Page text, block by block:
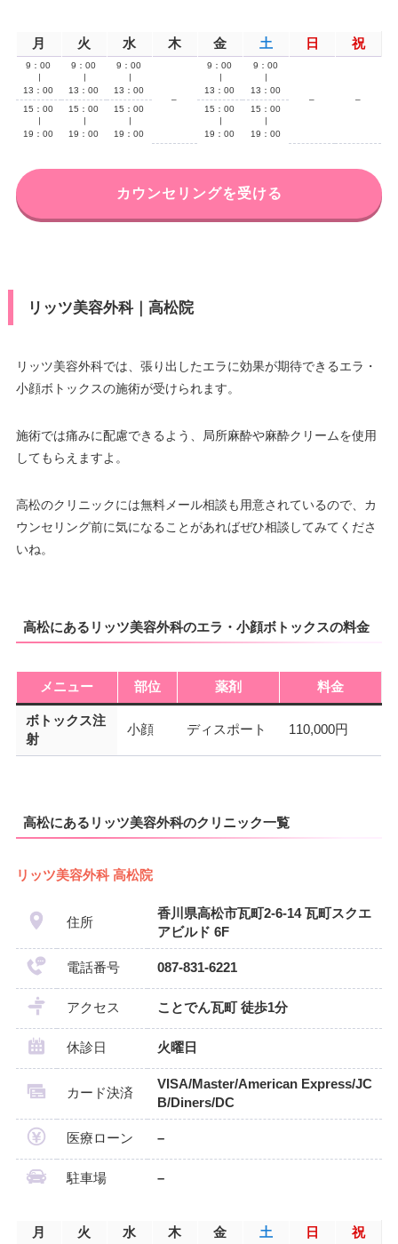
月 火 水 木 金 土 日 祝
9：00
13：00
9：00
13：00
9：00
13：00
–
9：00
13：00
9：00
13：00
–
–
15：00
19：00
15：00
19：00
15：00
19：00
15：00
19：00
15：00
19：00
カウンセリングを受ける
リッツ美容外科｜高松院
リッツ美容外科では、張り出したエラに効果が期待できるエラ・
小顔ボトックスの施術が受けられます。
施術では痛みに配慮できるよう、局所麻酔や麻酔クリームを使用
してもらえますよ。
高松のクリニックには無料メール相談も用意されているので、カ
ウンセリング前に気になることがあればぜひ相談してみてくださ
いね。
高松にあるリッツ美容外科のエラ・小顔ボトックスの料金
メニュー 部位 薬剤 料金
ボトックス注
射
小顔 ディスポート 110,000円
高松にあるリッツ美容外科のクリニック一覧
リッツ美容外科 高松院
住所
香川県高松市瓦町2-6-14 瓦町スクエ
アビルド 6F
電話番号 087-831-6221
アクセス ことでん瓦町 徒歩1分
休診日 火曜日
カード決済
VISA/Master/American Express/JC
B/Diners/DC
医療ローン –
駐車場 –
月 火 水 木 金 土 日 祝